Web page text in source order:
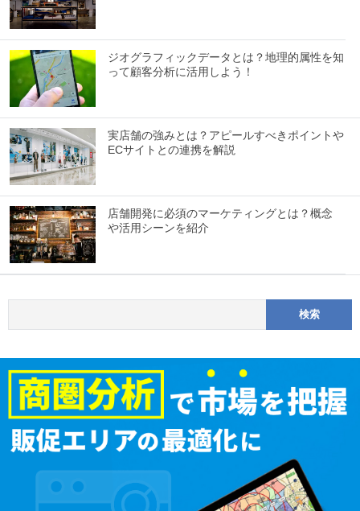
ジオグラフィックデータとは？地理的属性を知
って顧客分析に活用しよう！
実店舗の強みとは？アピールすべきポイントや
ECサイトとの連携を解説
店舗開発に必須のマーケティングとは？概念
や活用シーンを紹介